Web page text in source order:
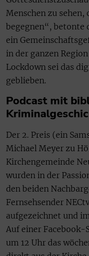
Menschen zu sehen,
begegnen“, betonte
ein
in der ganzen
Lockdown sei das
geblieben.
Podcast mit
Der 2. Preis (ein
Michael Meyer zu
Kirchengemeinde
wurden in der
den beiden
Fernsehsender
aufgezeichnet und
Auf einer Facebook-
um 12 Uhr das